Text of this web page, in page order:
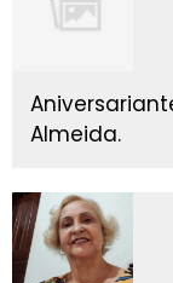
Almeida.